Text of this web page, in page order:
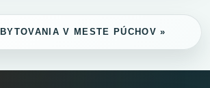
V MESTE PÚCHOV »